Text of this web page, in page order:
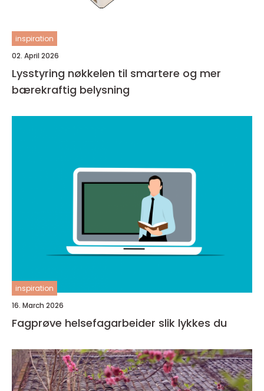
inspiration
02. April 2026
Lysstyring nøkkelen til smartere og mer
bærekraftig belysning
inspiration
16. March 2026
Fagprøve helsefagarbeider slik lykkes du